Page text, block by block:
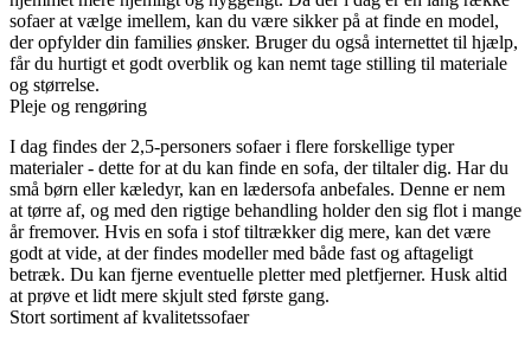
sofaer at vælge imellem, kan du være sikker på at finde en model,
der opfylder din families ønsker. Bruger du også internettet til hjælp,
får du hurtigt et godt overblik og kan nemt tage stilling til materiale
og størrelse.
Pleje og rengøring
I dag findes der 2,5-personers sofaer i flere forskellige typer
materialer - dette for at du kan finde en sofa, der tiltaler dig. Har du
små børn eller kæledyr, kan en lædersofa anbefales. Denne er nem
at tørre af, og med den rigtige behandling holder den sig flot i mange
år fremover. Hvis en sofa i stof tiltrækker dig mere, kan det være
godt at vide, at der findes modeller med både fast og aftageligt
betræk. Du kan fjerne eventuelle pletter med pletfjerner. Husk altid
at prøve et lidt mere skjult sted første gang.
Stort sortiment af kvalitetssofaer